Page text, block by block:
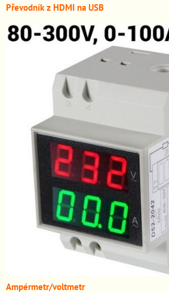
Převodník z HDMI na USB
Ampérmetr/voltmetr